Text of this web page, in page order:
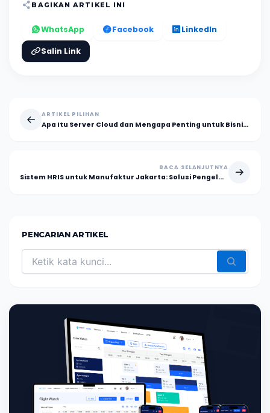
BAGIKAN ARTIKEL INI
WhatsApp Facebook LinkedIn
Salin Link
ARTIKEL PILIHAN
Apa Itu Server Cloud dan Mengapa Penting untuk Bisnis Modern?
BACA SELANJUTNYA
Sistem HRIS untuk Manufaktur Jakarta: Solusi Pengelolaan SDM yang Lebih Efisien
PENCARIAN ARTIKEL